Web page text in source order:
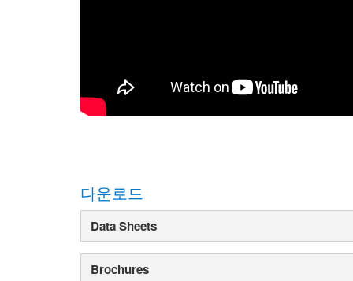
다운로드
Data Sheets
Brochures